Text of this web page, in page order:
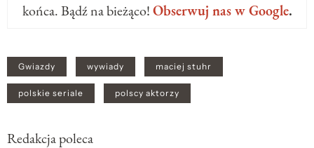
końca. Bądź na bieżąco!Obserwuj nas w Google.
Gwiazdy wywiady maciej stuhr
polskie seriale polscy aktorzy
Redakcja poleca